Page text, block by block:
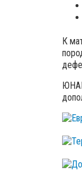
К